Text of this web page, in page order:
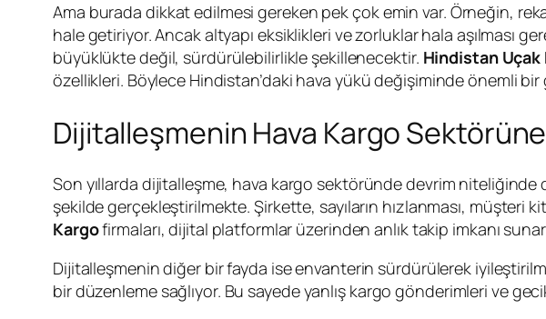
Ama burada dikkat edilmesi gereken pek çok emin var. Örneğin,
hale getiriyor. Ancak altyapı eksiklikleri ve zorluklar hala aşılması
büyüklükte değil, sürdürülebilirlikle şekillenecektir. Hindistan Uçak
özellikleri. Böylece Hindistan’daki hava yükü değişiminde önemli
Dijitalleşmenin Hava Kargo Sektörüne
Son yıllarda dijitalleşme, hava kargo sektöründe devrim niteliğinde
şekilde gerçekleştirilmekte. Şirkette, sayıların hızlanması, müşteri
Kargofirmaları, dijital platformlar üzerinden anlık takip imkanı
Dijitalleşmenin diğer bir fayda ise envanterin sürdürülerek
bir düzenleme sağlıyor. Bu sayede yanlış kargo gönderimleri ve